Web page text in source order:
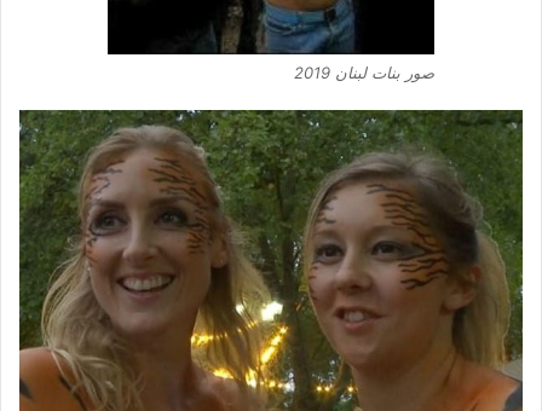
صور بنات لبنان 2019